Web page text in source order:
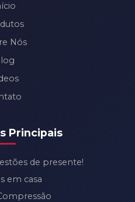
Nós
Principais
de presente!
em casa